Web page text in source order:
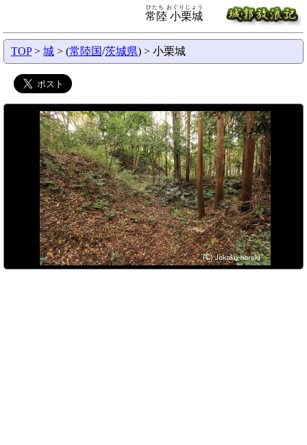
常陸 小栗城
ひたち おぐりじょう
TOP> 城 > (常陸国/茨城県) > 小栗城